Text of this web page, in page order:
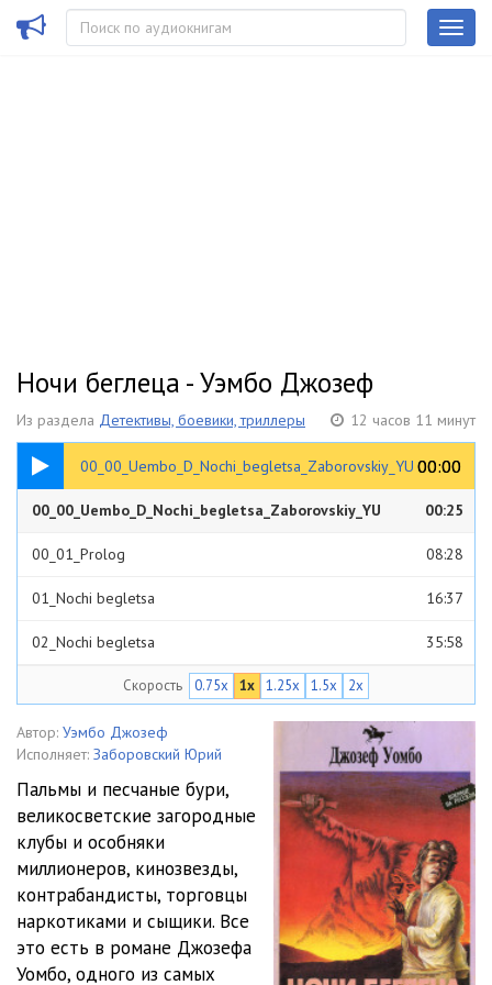
Ночи беглеца - Уэмбо Джозеф
Из раздела Детективы, боевики, триллеры 12 часов 11 минут
00_00_Uembo_D_Nochi_begletsa_Zaborovskiy_YU 00:00
00:00
00:25
00_00_Uembo_D_Nochi_begletsa_Zaborovskiy_YU 00:25
00_01_Prolog 08:28
01_Nochi begletsa 16:37
02_Nochi begletsa 35:58
03_Nochi begletsa
04_Nochi begletsa
30:12
06_Nochi begletsa 31:53
07_Nochi begletsa 27:48
08_Nochi begletsa 35:48
09_Nochi begletsa 32:21
Скорость 0.75x 1x 1.25x 1.5x 2x
Автор: Уэмбо Джозеф
Исполняет: Заборовский Юрий
Пальмы и песчаные бури,
великосветские загородные
клубы и особняки
миллионеров, кинозвезды,
контрабандисты, торговцы
наркотиками и сыщики. Все
это есть в романе Джозефа
Уомбо, одного из самых